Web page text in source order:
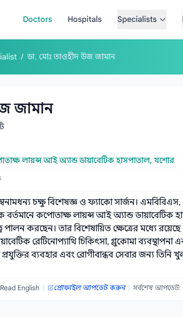
Doctors Hospitals Specialists
/ ডা. মোঃ তাওহীদ উজ জামান
জামান
লায়ন্স আই অ্যান্ড ডায়াবেটিক হাসপাতাল, যশোর
চক্ষু বিশেষজ্ঞ ও ফ্যাকো সার্জন। এমবিবিএস,
বর্তমানে কপোতাক্ষ লায়ন্স আই অ্যান্ড ডায়াবেটিক
করছেন। তার বিশেষায়িত ক্ষেত্রের মধ্যে রয়েছে
রেটিনোপ্যাথি চিকিৎসা, গ্লুকোমা ব্যবস্থাপনা
ব্যবহার এবং রোগীবান্ধব সেবার জন্য তিনি
Read English | প্রোফাইল আপডেট করুন | সর্বশেষ